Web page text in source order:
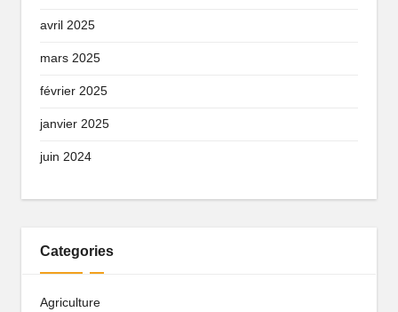
avril 2025
mars 2025
février 2025
janvier 2025
juin 2024
Categories
Agriculture